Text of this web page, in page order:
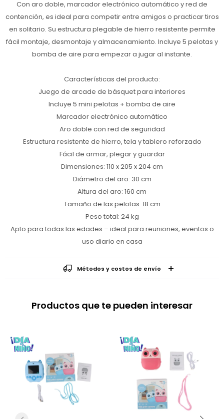
Con aro doble, marcador electrónico automático y red de
contención, es ideal para competir entre amigos o practicar tiros
en solitario. Su estructura plegable de hierro resistente permite
fácil montaje, desmontaje y almacenamiento. Incluye 5 pelotas y
bomba de aire para empezar a jugar al instante.
Características del producto:
Juego de arcade de básquet para interiores
Incluye 5 mini pelotas + bomba de aire
Marcador electrónico automático
Aro doble con red de seguridad
Estructura resistente de hierro, tela y tablero reforzado
Fácil de armar, plegar y guardar
Dimensiones: 110 x 205 x 204 cm
Diámetro del aro: 30 cm
Altura del aro: 160 cm
Tamaño de las pelotas: 18 cm
Peso total: 24 kg
Apto para todas las edades – ideal para reuniones, eventos o
uso diario en casa
Métodos y costos de envío
Productos que te pueden interesar